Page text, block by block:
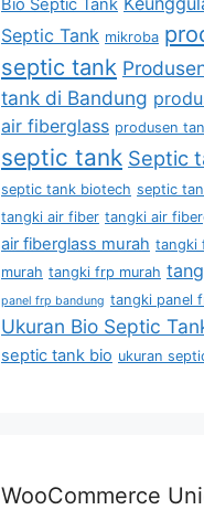
Septic Tank mikroba
septic tank
tank di Bandung
air fiberglass produsen
septic tank Septic
septic tank biotech septic
tangki air fiber tangki air
air fiberglass murah tangki
murah tangki frp murah
panel frp bandung tangki panel
Ukuran Bio Septic
septic tank bio ukuran
WooCommerce